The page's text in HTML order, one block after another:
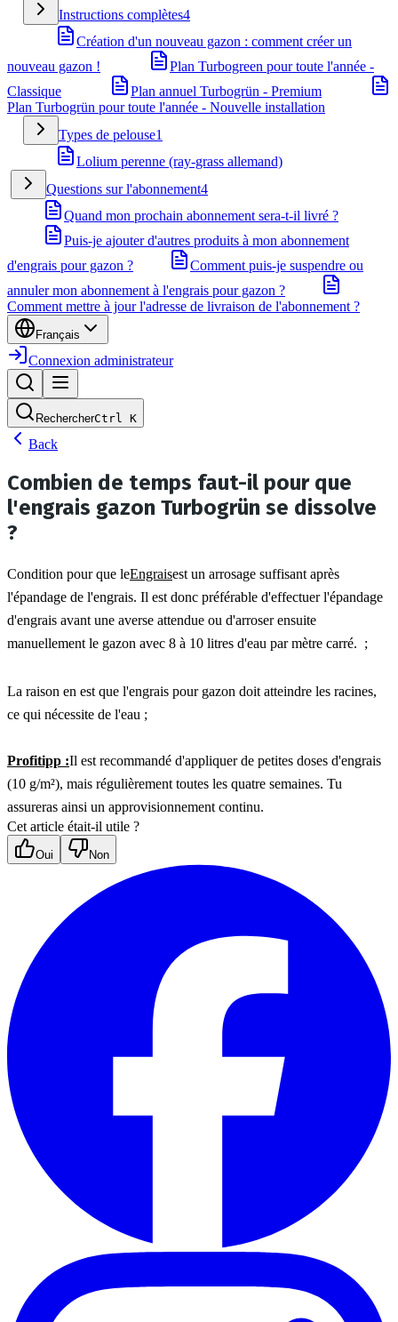
Instructions complètes4
Création d'un nouveau gazon : comment créer un
nouveau gazon !
Plan Turbogreen pour toute l'année -
Classique
Plan annuel Turbogrün - Premium
Plan Turbogrün pour toute l'année - Nouvelle installation
Types de pelouse1
Lolium perenne (ray-grass allemand)
Questions sur l'abonnement4
Quand mon prochain abonnement sera-t-il livré ?
Puis-je ajouter d'autres produits à mon abonnement
d'engrais pour gazon ?
Comment puis-je suspendre ou
annuler mon abonnement à l'engrais pour gazon ?
Comment mettre à jour l'adresse de livraison de l'abonnement ?
Français
Connexion administrateur
RechercherCtrl K
Back
Combien de temps faut-il pour que
l'engrais gazon Turbogrün se dissolve
?
Condition pour que leEngraisest un arrosage suffisant après
l'épandage de l'engrais. Il est donc préférable d'effectuer l'épandage
d'engrais avant une averse attendue ou d'arroser ensuite
manuellement le gazon avec 8 à 10 litres d'eau par mètre carré.  ;
La raison en est que l'engrais pour gazon doit atteindre les racines,
ce qui nécessite de l'eau ;
Profitipp :Il est recommandé d'appliquer de petites doses d'engrais
(10 g/m²), mais régulièrement toutes les quatre semaines. Tu
assureras ainsi un approvisionnement continu.
Cet article était-il utile ?
Oui Non